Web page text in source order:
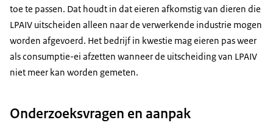
toe te passen. Dat houdt in dat eieren afkomstig van dieren die
LPAIV uitscheiden alleen naar de verwerkende industrie mogen
worden afgevoerd. Het bedrijf in kwestie mag eieren pas weer
als consumptie-ei afzetten wanneer de uitscheiding van LPAIV
niet meer kan worden gemeten.
Onderzoeksvragen en aanpak